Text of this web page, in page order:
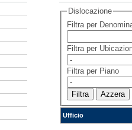
Dislocazione
Filtra per
Filtra per
Filtra per Piano
Ufficio